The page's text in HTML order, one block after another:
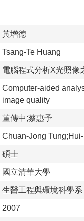
黃增德
Tsang-Te Huang
電腦程式分析X光照像
Computer-aided
image quality
董傳中;蔡惠予
Chuan-Jong Tung;Hui-
碩士
國立清華大學
生醫工程與環境科學系
2007